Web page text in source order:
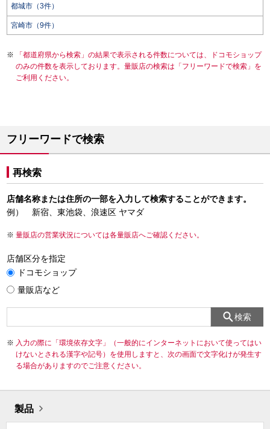
都城市（3件）
宮崎市（9件）
「都道府県から検索」の結果で表示される件数については、ドコモショップ
のみの件数を表示しております。量販店の検索は「フリーワードで検索」を
ご利用ください。
フリーワードで検索
再検索
店舗名称または住所の一部を入力して検索することができます。
例） 新宿、東池袋、浪速区 ヤマダ
量販店の営業状況については各量販店へご確認ください。
店舗区分を指定
ドコモショップ
量販店など
検索
入力の際に「環境依存文字」（一般的にインターネットにおいて使ってはい
けないとされる漢字や記号）を使用しますと、次の画面で文字化けが発生す
る場合がありますのでご注意ください。
製品